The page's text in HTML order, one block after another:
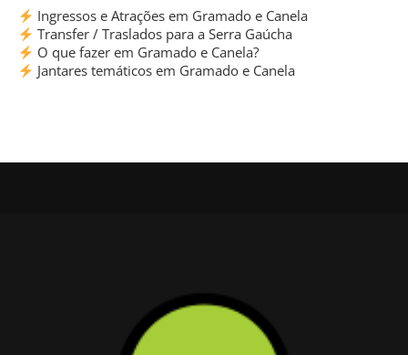
Ingressos e Atrações em Gramado e Canela
Transfer / Traslados para a Serra Gaúcha
O que fazer em Gramado e Canela?
Jantares temáticos em Gramado e Canela